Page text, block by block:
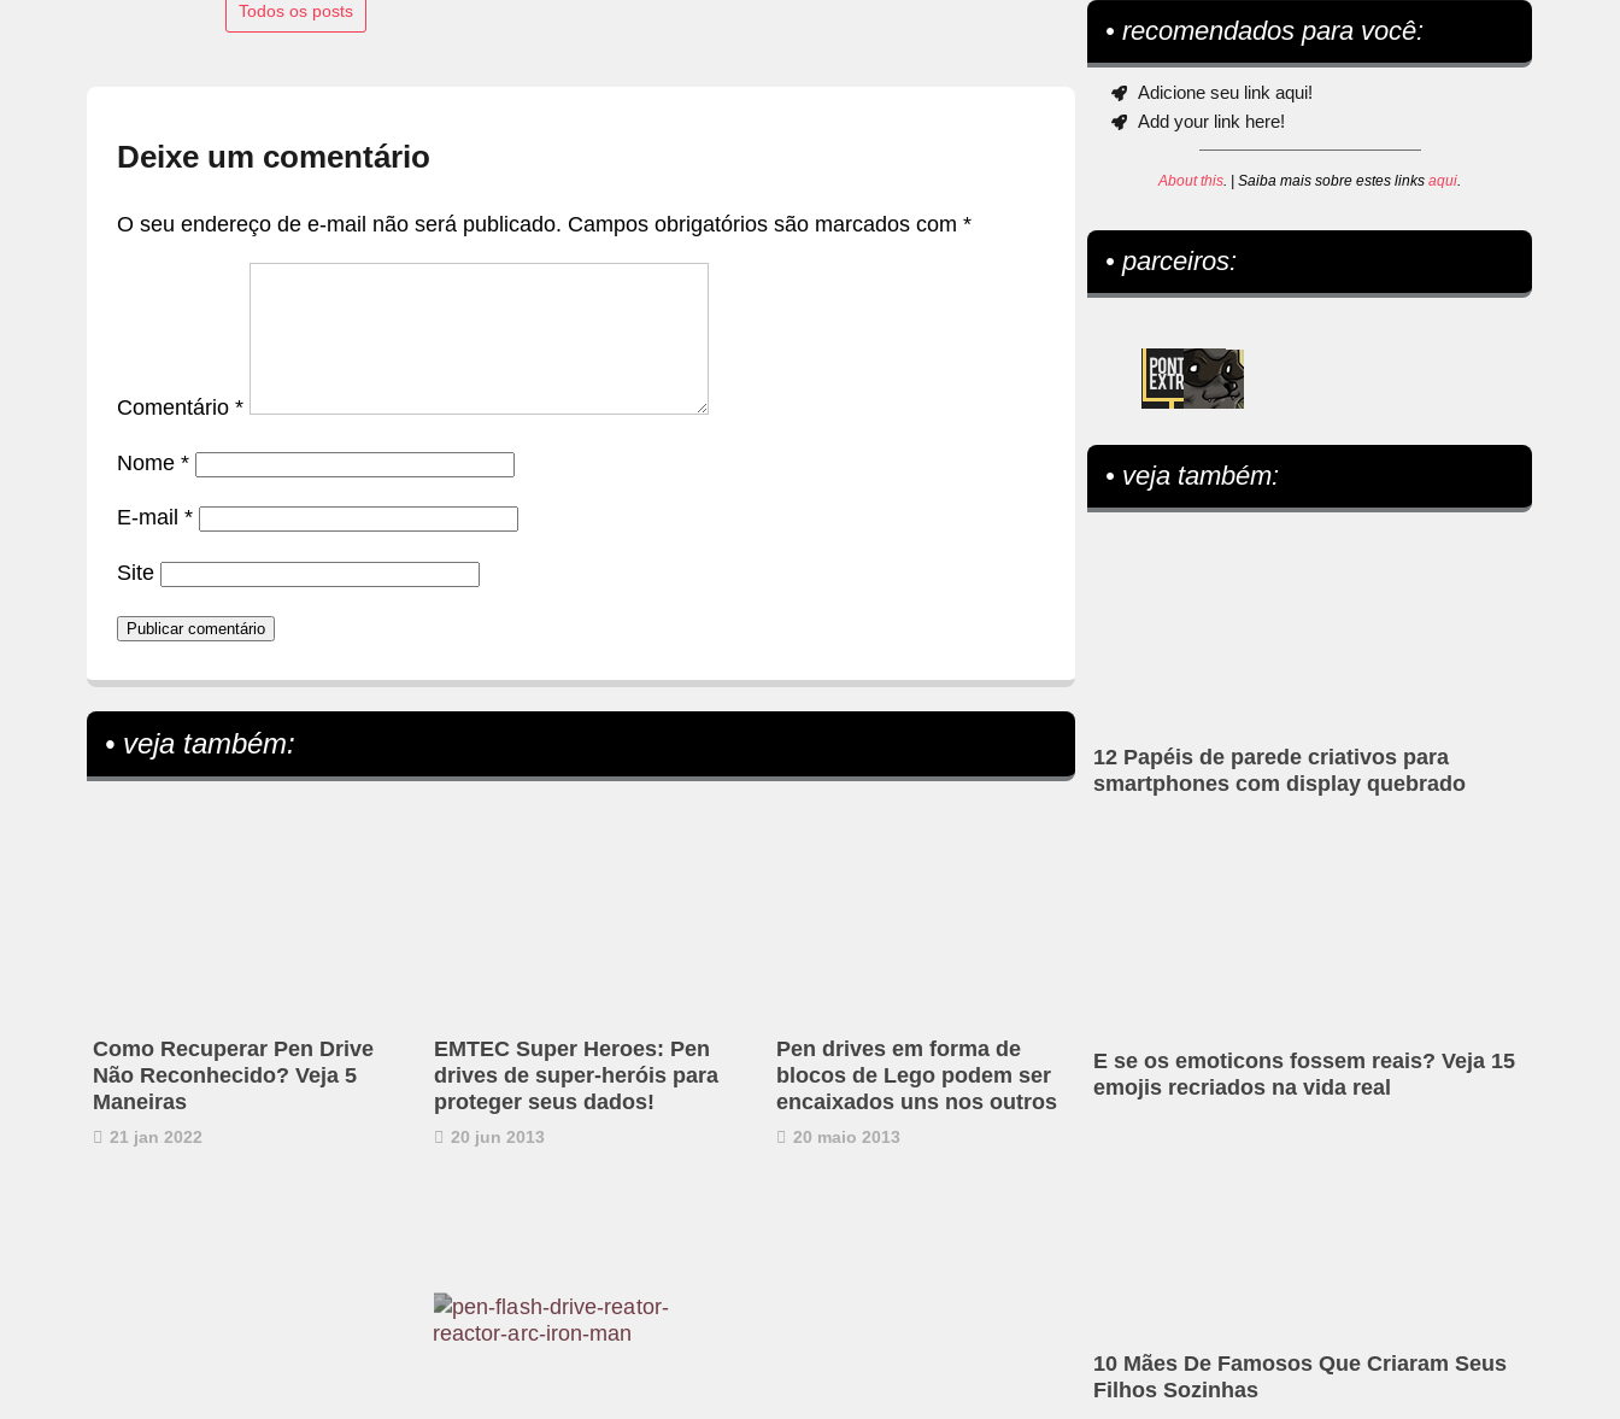
Todos os posts
Deixe um comentário
O seu endereço de e-mail não será publicado. Campos obrigatórios são marcados com *
Comentário *
Nome *
E-mail *
Site
• veja também:
Como Recuperar Pen Drive
Não Reconhecido? Veja 5
Maneiras
21 jan 2022
EMTEC Super Heroes: Pen
drives de super-heróis para
proteger seus dados!
20 jun 2013
Pen drives em forma de
blocos de Lego podem ser
encaixados uns nos outros
20 maio 2013
• recomendados para você:
Adicione seu link aqui!
Add your link here!
About this. | Saiba mais sobre estes linksaqui.
• parceiros:
• veja também:
12 Papéis de parede criativos para
smartphones com display quebrado
E se os emoticons fossem reais? Veja 15
emojis recriados na vida real
10 Mães De Famosos Que Criaram Seus
Filhos Sozinhas